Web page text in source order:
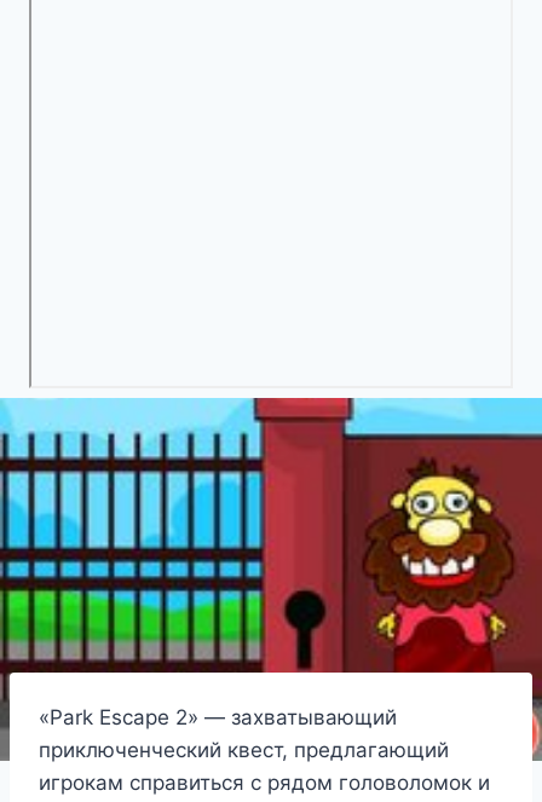
«Park Escape 2» — захватывающий
приключенческий квест, предлагающий
игрокам справиться с рядом головоломок и